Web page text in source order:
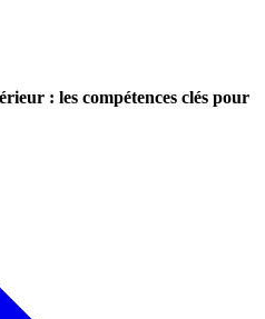
: les compétences clés pour